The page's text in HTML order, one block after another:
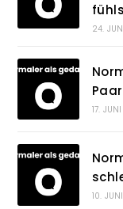
24.
17.
10.